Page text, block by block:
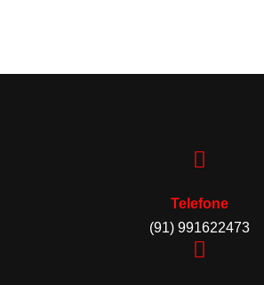
Telefone
(91) 991622473